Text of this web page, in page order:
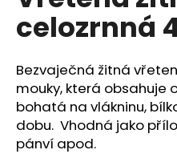
z
hvězdiček.
celozrnná
Bezvaječná žitná
mouky, která obsahuje
bohatá na vlákninu,
dobu. Vhodná jako
pánví apod.
a
j
í
t
?